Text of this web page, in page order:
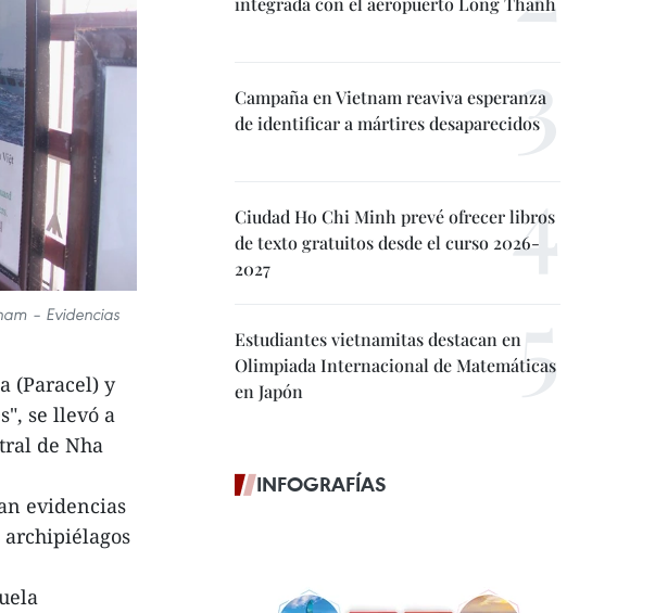
– Evidencias
(Paracel) y
se llevó a
de Nha
evidencias
Campaña en Vietnam reaviva esperanza
de identificar a mártires desaparecidos
Ciudad Ho Chi Minh prevé ofrecer libros
de texto gratuitos desde el curso 2026-
2027
Estudiantes vietnamitas destacan en
Olimpiada Internacional de Matemáticas
en Japón
INFOGRAFÍAS